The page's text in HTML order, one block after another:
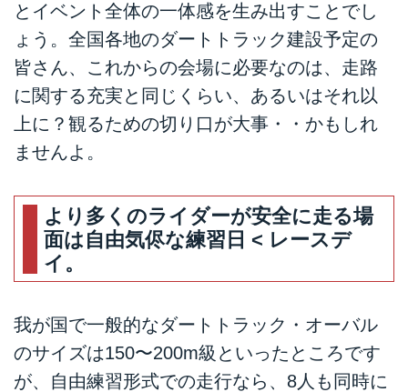
とイベント全体の一体感を生み出すことでし
ょう。全国各地のダートトラック建設予定の
皆さん、これからの会場に必要なのは、走路
に関する充実と同じくらい、あるいはそれ以
上に？観るための切り口が大事・・かもしれ
ませんよ。
より多くのライダーが安全に走る場
面は自由気侭な練習日 < レースデ
イ。
我が国で一般的なダートトラック・オーバル
のサイズは150〜200m級といったところです
が、自由練習形式での走行なら、8人も同時に